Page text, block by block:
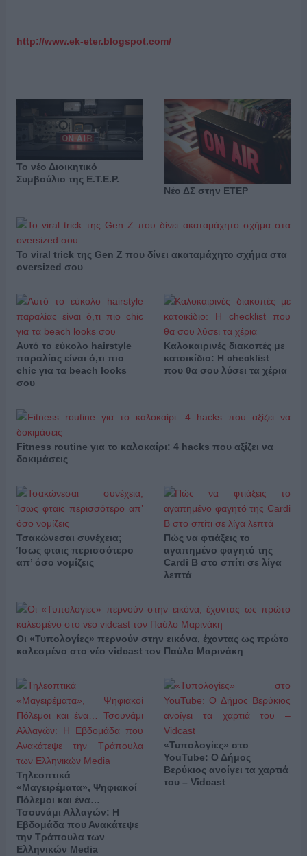
http://www.ek-eter.blogspot.com/
Το νέο Διοικητικό
Συμβούλιο της Ε.Τ.Ε.Ρ.
Νέο ΔΣ στην ΕΤΕΡ
Το viral trick της Gen Z που δίνει ακαταμάχητο σχήμα στα
oversized σου
Αυτό το εύκολο hairstyle
παραλίας είναι ό,τι πιο
chic για τα beach looks
σου
Καλοκαιρινές διακοπές με
κατοικίδιο: Η checklist
που θα σου λύσει τα χέρια
Fitness routine για το καλοκαίρι: 4 hacks που αξίζει να
δοκιμάσεις
Τσακώνεσαι συνέχεια;
Ίσως φταις περισσότερο
απ’ όσο νομίζεις
Πώς να φτιάξεις το
αγαπημένο φαγητό της
Cardi B στο σπίτι σε λίγα
λεπτά
Οι «Τυπολογίες» περνούν στην εικόνα, έχοντας ως πρώτο
καλεσμένο στο νέο vidcast τον Παύλο Μαρινάκη
Τηλεοπτικά
«Μαγειρέματα», Ψηφιακοί
Πόλεμοι και ένα…
Τσουνάμι Αλλαγών: Η
Εβδομάδα που Ανακάτεψε
την Τράπουλα των
Ελληνικών Media
«Τυπολογίες» στο
YouTube: Ο Δήμος
Βερύκιος ανοίγει τα χαρτιά
του – Vidcast